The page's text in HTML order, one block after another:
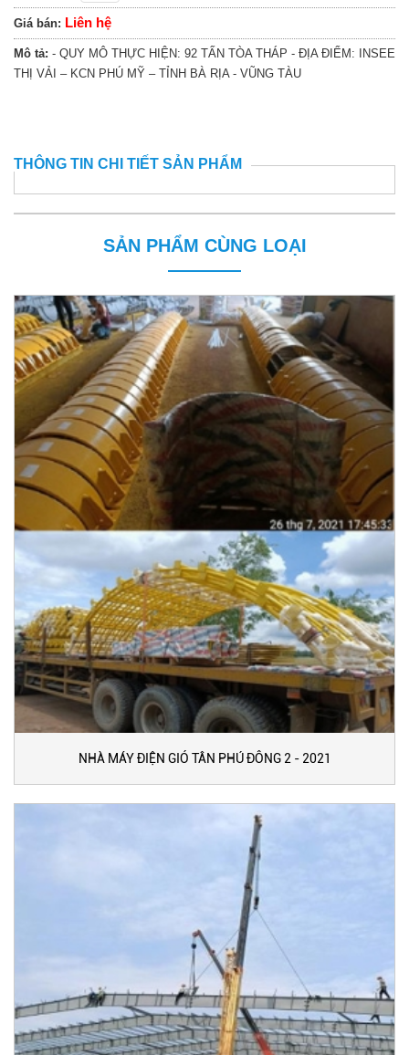
Giá bán: Liên hệ
Mô tả: - QUY MÔ THỰC HIỆN: 92 TẤN TÒA THÁP - ĐỊA ĐIỂM: INSEE
THỊ VẢI – KCN PHÚ MỸ – TỈNH BÀ RỊA - VŨNG TÀU
THÔNG TIN CHI TIẾT SẢN PHẨM
SẢN PHẨM CÙNG LOẠI
NHÀ MÁY ĐIỆN GIÓ TÂN PHÚ ĐÔNG 2 - 2021